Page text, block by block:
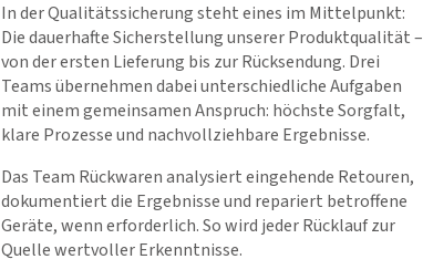
In der Qualitätssicherung steht eines im Mittelpunkt:
Die dauerhafte Sicherstellung unserer Produktqualität –
von der ersten Lieferung bis zur Rücksendung. Drei
Teams übernehmen dabei unterschiedliche Aufgaben
mit einem gemeinsamen Anspruch: höchste Sorgfalt,
klare Prozesse und nachvollziehbare Ergebnisse.
Das Team Rückwaren analysiert eingehende Retouren,
dokumentiert die Ergebnisse und repariert betroffene
Geräte, wenn erforderlich. So wird jeder Rücklauf zur
Quelle wertvoller Erkenntnisse.